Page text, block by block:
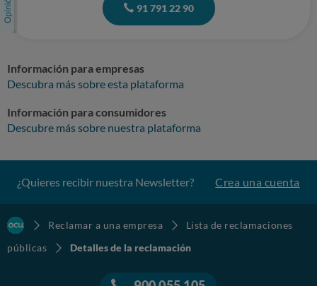
91 791 22 90
Información para empresas
Descubra más sobre esta plataforma
Información para consumidores
Descubre más sobre nuestra plataforma
¿Quieres recibir nuestra Newsletter? Crea una cuenta
Reclamar a una empresa
Lista de reclamaciones
públicas
Detalles de la reclamación